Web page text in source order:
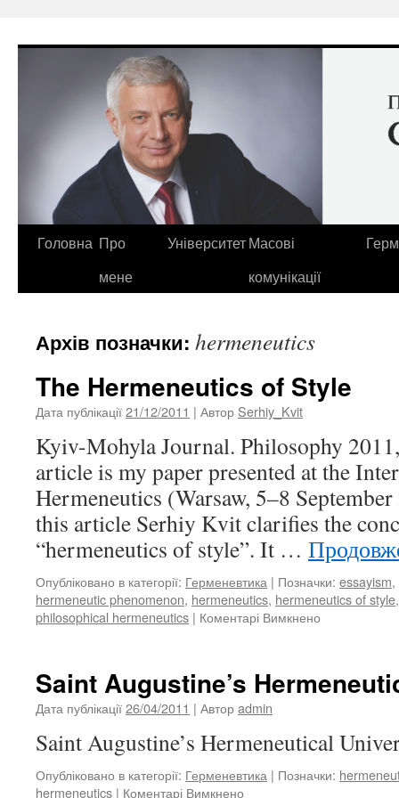
до
Головна Про
мене
УніверситетМасові
комунікації
Архів позначки: hermeneutics
The Hermeneutics of Style
Дата публікації21/12/2011 | Автор Serhiy_Kvit
Kyiv-Mohyla Journal. Philosophy
article is my paper presented at the
Hermeneutics (Warsaw, 5–8
this article Serhiy Kvit clarifies the
“hermeneutics of style”. It …
Опубліковано в категорії: Герменевтика | Позначки: essayism,
hermeneutic phenomenon, hermeneutics, hermeneutics of style
philosophical hermeneutics | Коментарі Вимкнено
Style
Saint Augustine’s
Дата публікації26/04/2011 | Авторadmin
Saint Augustine’s Hermeneutical
Опубліковано в категорії: Герменевтика | Позначки:
hermeneutics | Коментарі Вимкнено